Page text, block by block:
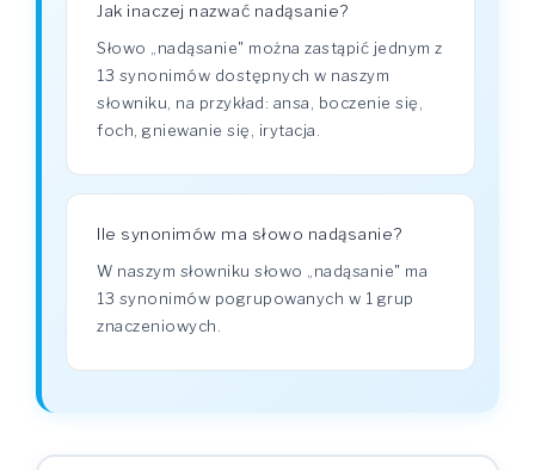
Jak inaczej nazwać nadąsanie?
Słowo „nadąsanie" można zastąpić jednym z
13 synonimów dostępnych w naszym
słowniku, na przykład: ansa, boczenie się,
foch, gniewanie się, irytacja.
Ile synonimów ma słowo nadąsanie?
W naszym słowniku słowo „nadąsanie" ma
13 synonimów pogrupowanych w 1 grup
znaczeniowych.